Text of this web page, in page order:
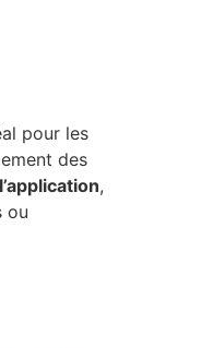
pour les
des
,
ou